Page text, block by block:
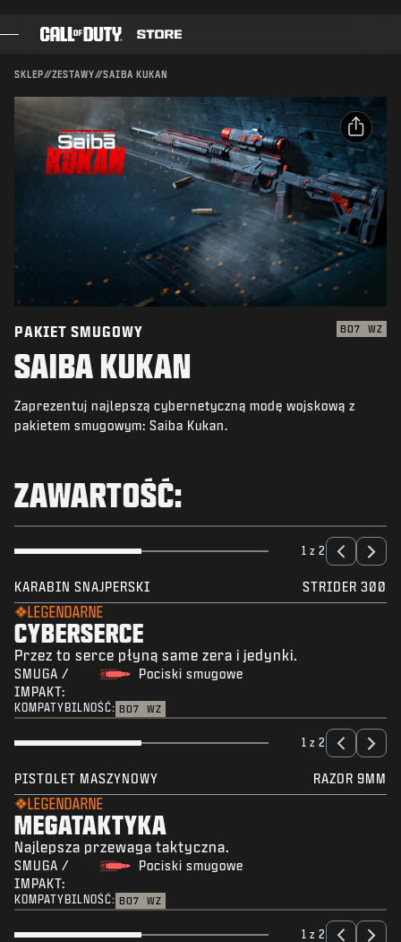
GRY
KARNET BOJOWY
CZARNA KOMÓRKA
SKLEP Z GADŻETAMI
COMBAT BUILDS
GRY
AKTUALNOŚCI
LOGOWANIE|ZAŁÓŻ KONTO
WYŚLIJ
SKLEP//ZESTAWY//SAIBA KUKAN
Kompatybilność:
POTWIERDŹ ZAKUP
ANULUJ
Activision może w każdej chwili usunąć daną zawartość
gry, uaktualnić ją lub zamienić na inną.
UDOSTĘPNIJ
E-mail
Facebook
Skopiuj link
PAKIET SMUGOWY BO7 WZ
SAIBA KUKAN
Zaprezentuj najlepszą cybernetyczną modę wojskową z
pakietem smugowym: Saiba Kukan.
ZAWARTOŚĆ:
1 z 2
KARABIN SNAJPERSKI STRIDER 300
LEGENDARNE
CYBERSERCE
Przez to serce płyną same zera i jedynki.
SMUGA /
IMPAKT:
Pociski smugowe
KOMPATYBILNOŚĆ: BO7 WZ
1 z 2
PISTOLET MASZYNOWY RAZOR 9MM
LEGENDARNE
MEGATAKTYKA
Najlepsza przewaga taktyczna.
SMUGA /
IMPAKT:
Pociski smugowe
KOMPATYBILNOŚĆ: BO7 WZ
1 z 2